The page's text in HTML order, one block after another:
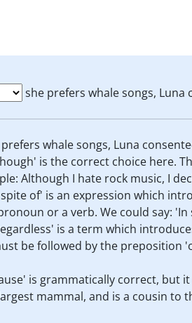
she prefers whale songs,
whale songs, Luna
is the correct choice here.
Although I hate rock music, I
of' is an expression which
or a verb. We could say:
is a term which
be followed by the preposition
is grammatically correct, but
mammal, and is a cousin to